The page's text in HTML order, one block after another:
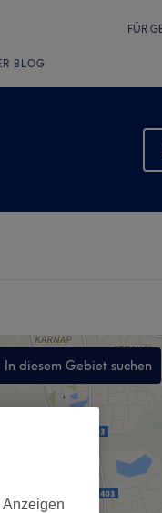
FÜR
BLOG
In diesem Gebiet suchen
,